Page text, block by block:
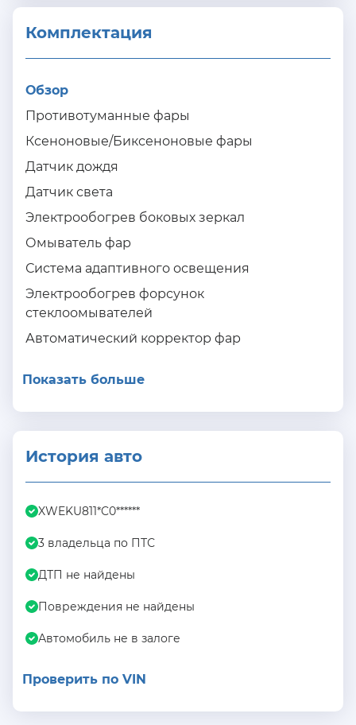
Комплектация
Обзор
Противотуманные фары
Ксеноновые/Биксеноновые фары
Датчик дождя
Датчик света
Электрообогрев боковых зеркал
Омыватель фар
Система адаптивного освещения
Электрообогрев форсунок
стеклоомывателей
Автоматический корректор фар
Показать больше
История авто
XWEKU811*C0******
3 владельца по ПТС
ДТП не найдены
Повреждения не найдены
Автомобиль не в залоге
Проверить по VIN